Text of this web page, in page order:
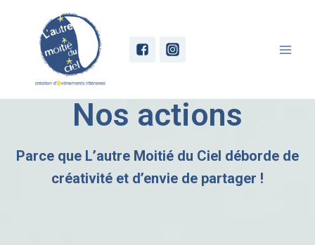
Nos actions
Parce que L’autre Moitié du Ciel déborde de
créativité et d’envie de partager !